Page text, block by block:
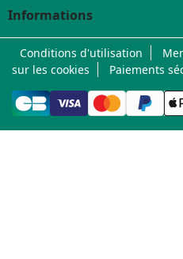
Informations
Conditions d'utilisation
sur les cookies
Paiements